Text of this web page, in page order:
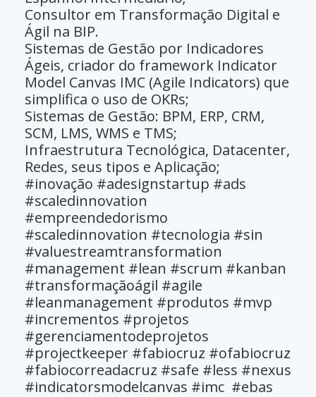
Consultor em Transformação Digital e
Ágil na BIP.
Sistemas de Gestão por Indicadores
Ágeis, criador do framework Indicator
Model Canvas IMC (Agile Indicators) que
simplifica o uso de OKRs;
Sistemas de Gestão: BPM, ERP, CRM,
SCM, LMS, WMS e TMS;
Infraestrutura Tecnológica, Datacenter,
Redes, seus tipos e Aplicação;
#inovação #adesignstartup #ads
#scaledinnovation
#empreendedorismo
#scaledinnovation #tecnologia #sin
#valuestreamtransformation
#management #lean #scrum #kanban
#transformaçãoágil #agile
#leanmanagement #produtos #mvp
#incrementos #projetos
#gerenciamentodeprojetos
#projectkeeper #fabiocruz #ofabiocruz
#fabiocorreadacruz #safe #less #nexus
#indicatorsmodelcanvas #imc #ebas